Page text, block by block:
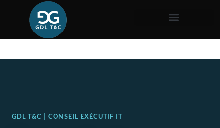
GDL T&C | CONSEIL EXÉCUTIF IT